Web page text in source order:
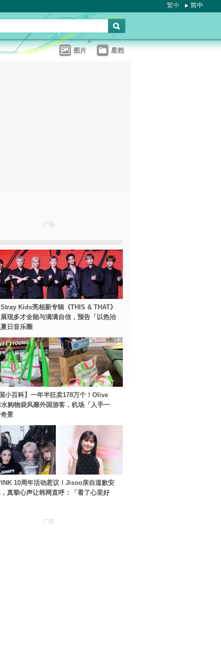
繁中 简中
图片 星档
广告
Kids亮相新专辑《THIS & THAT》
现多才全能与满满自信，预告「以热治
日音乐圈
小百科】一年半狂卖178万个！Olive
购物袋风靡外国游客，机场「人手一
景
10周年活动惹议！Jisoo亲自道歉安
真挚心声让韩网直呼：「看了心里好
广告